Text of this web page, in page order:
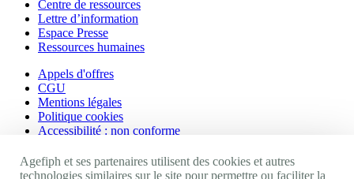
Centre de ressources
Lettre d’information
Espace Presse
Ressources humaines
Appels d'offres
CGU
Mentions légales
Politique cookies
Accessibilité : non conforme
Nos autres sites
Agefiph et ses partenaires utilisent des cookies et autres
technologies similaires sur le site pour permettre ou faciliter la